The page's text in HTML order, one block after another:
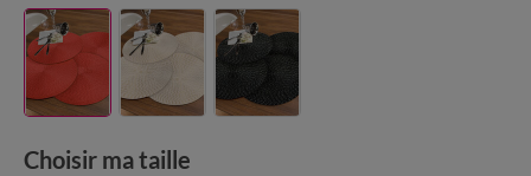
Choisir ma taille